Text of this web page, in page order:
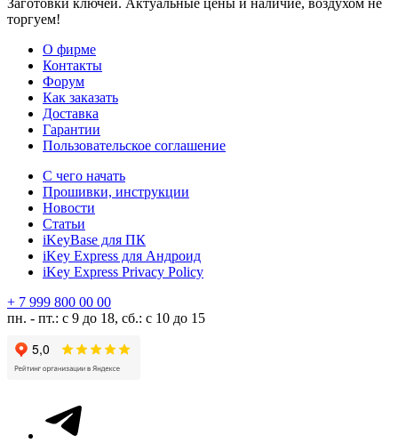
торгуем!
О фирме
Контакты
Форум
Как заказать
Доставка
Гарантии
Пользовательское соглашение
С чего начать
Прошивки, инструкции
Новости
Статьи
iKeyBase для ПК
iKey Express для Андроид
iKey Express Privacy Policy
+ 7 999 800 00 00
пн. - пт.: с 9 до 18, сб.: с 10 до 15